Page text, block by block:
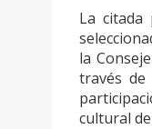
La citada
la
través de
cultural